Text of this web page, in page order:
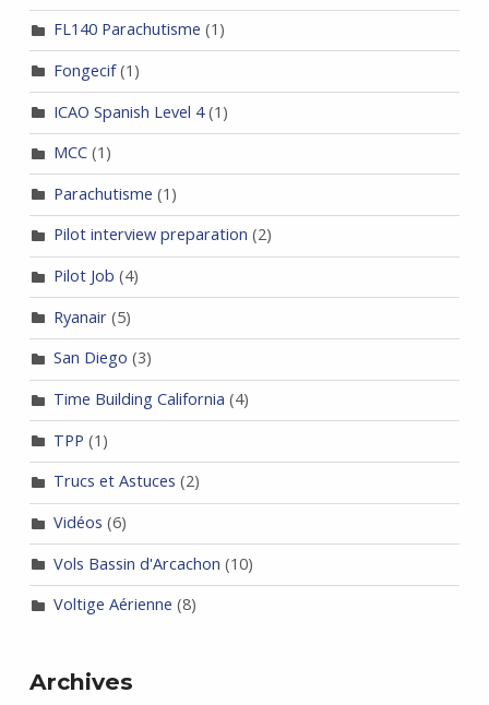
FL140 Parachutisme (1)
Fongecif(1)
ICAO Spanish Level 4(1)
MCC(1)
Parachutisme (1)
Pilot interview preparation (2)
Pilot Job (4)
Ryanair(5)
San Diego (3)
Time Building California (4)
TPP (1)
Trucs et Astuces (2)
Vidéos (6)
Vols Bassin d'Arcachon (10)
Voltige Aérienne (8)
Archives